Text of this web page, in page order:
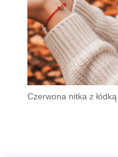
Czerwona nitka z łódką